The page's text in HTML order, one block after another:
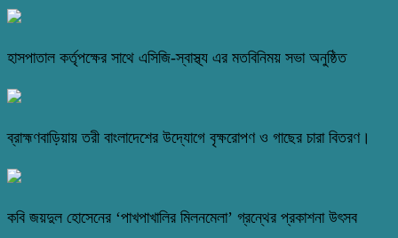
হাসপাতাল কর্তৃপক্ষের সাথে এসিজি-স্বাস্থ্য এর মতবিনিময় সভা অনুষ্ঠিত
ব্রাহ্মণবাড়িয়ায় তরী বাংলাদেশের উদ্যোগে বৃক্ষরোপণ ও গাছের চারা বিতরণ।
কবি জয়দুল হোসেনের ‘পাখপাখালির মিলনমেলা’ গ্রন্থের প্রকাশনা উৎসব